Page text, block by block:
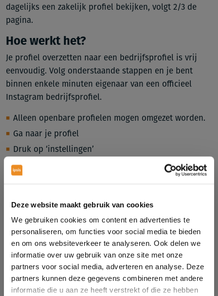
Deze website maakt gebruik van cookies
We gebruiken cookies om content en advertenties te
personaliseren, om functies voor social media te bieden
en om ons websiteverkeer te analyseren. Ook delen we
informatie over uw gebruik van onze site met onze
partners voor social media, adverteren en analyse. Deze
partners kunnen deze gegevens combineren met andere
informatie die u aan ze heeft verstrekt of die ze hebben
dagelijks een zakelijk profiel bekijken, volgt 2/3 de
pagina.
Hoe werkt het?
Je profiel overzetten naar een bedrijfsprofiel is vrij
eenvoudig. Volg onderstaande stappen en je bent
binnen enkele minuten eigenaar van een officieel
Instagram bedrijfsprofiel.
Alleen openbare profielen mogen omgezet worden.
Ga naar je profiel
Druk op ‘instellingen’
Druk op ‘overstappen op bedrijfsprofiel’
Controleer contact en adres gegevens en voeg
bedrijfsinformatie toe
Voordelen van een bedrijfsprofiel
Nu denk je misschien: wat heb ik aan een
bedrijfsprofiel? Goede vraag!